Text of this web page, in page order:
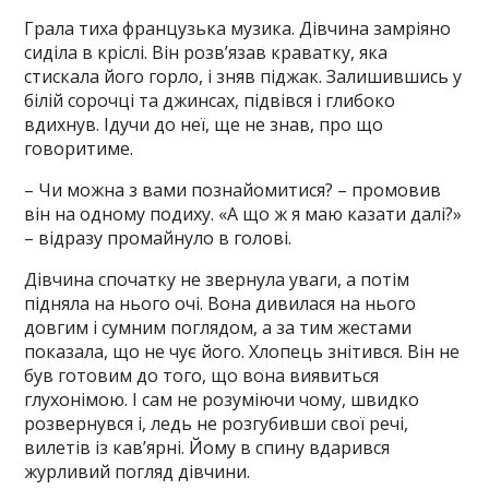
Грала тиха французька музика. Дівчина замріяно
сиділа в кріслі. Він розв’язав краватку, яка
стискала його горло, і зняв піджак. Залишившись у
білій сорочці та джинсах, підвівся і глибоко
вдихнув. Ідучи до неї, ще не знав, про що
говоритиме.
– Чи можна з вами познайомитися? – промовив
він на одному подиху. «А що ж я маю казати далі?»
– відразу промайнуло в голові.
Дівчина спочатку не звернула уваги, а потім
підняла на нього очі. Вона дивилася на нього
довгим і сумним поглядом, а за тим жестами
показала, що не чує його. Хлопець знітився. Він не
був готовим до того, що вона виявиться
глухонімою. І сам не розуміючи чому, швидко
розвернувся і, ледь не розгубивши свої речі,
вилетів із кав’ярні. Йому в спину вдарився
журливий погляд дівчини.